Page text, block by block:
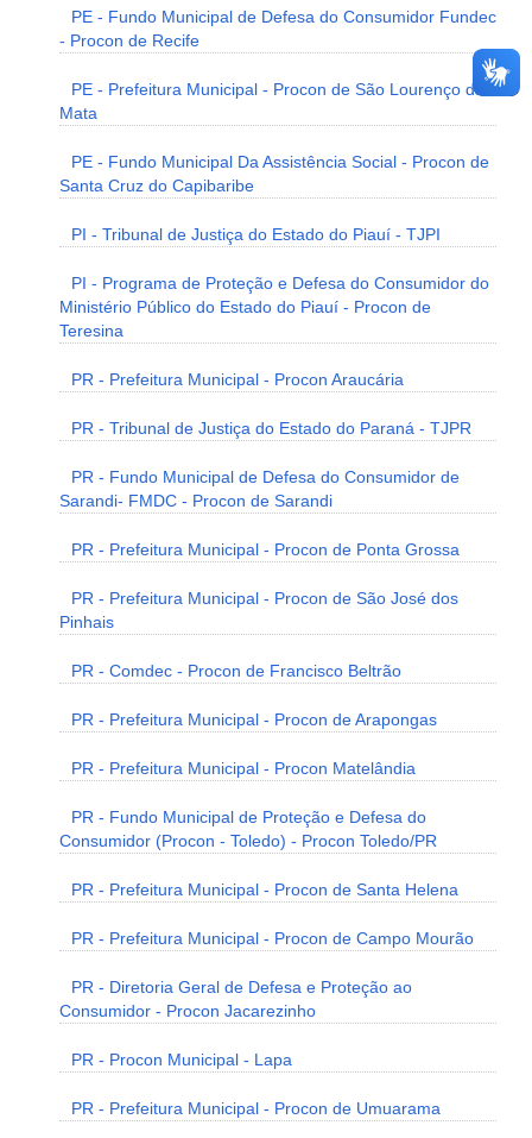
PE - Fundo Municipal de Defesa do Consumidor Fundec
- Procon de Recife
PE - Prefeitura Municipal - Procon de São Lourenço da
Mata
PE - Fundo Municipal Da Assistência Social - Procon de
Santa Cruz do Capibaribe
PI - Tribunal de Justiça do Estado do Piauí - TJPI
PI - Programa de Proteção e Defesa do Consumidor do
Ministério Público do Estado do Piauí - Procon de
Teresina
PR - Prefeitura Municipal - Procon Araucária
PR - Tribunal de Justiça do Estado do Paraná - TJPR
PR - Fundo Municipal de Defesa do Consumidor de
Sarandi- FMDC - Procon de Sarandi
PR - Prefeitura Municipal - Procon de Ponta Grossa
PR - Prefeitura Municipal - Procon de São José dos
Pinhais
PR - Comdec - Procon de Francisco Beltrão
PR - Prefeitura Municipal - Procon de Arapongas
PR - Prefeitura Municipal - Procon Matelândia
PR - Fundo Municipal de Proteção e Defesa do
Consumidor (Procon - Toledo) - Procon Toledo/PR
PR - Prefeitura Municipal - Procon de Santa Helena
PR - Prefeitura Municipal - Procon de Campo Mourão
PR - Diretoria Geral de Defesa e Proteção ao
Consumidor - Procon Jacarezinho
PR - Procon Municipal - Lapa
PR - Prefeitura Municipal - Procon de Umuarama